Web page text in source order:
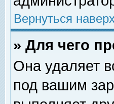
Вернуться
» Для чего
Она удаляет
под вашим